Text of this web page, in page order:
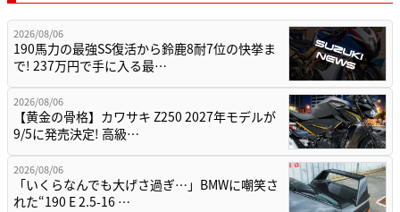
2026/08/06
190馬力の最強SS復活から鈴鹿8耐7位の快挙ま
で! 237万円で手に入る最…
2026/08/06
【黄金の骨格】カワサキ Z250 2027年モデルが
9/5に発売決定! 高級…
2026/08/06
「いくらなんでも大げさ過ぎ…」BMWに嘲笑さ
れた“190 E 2.5-16 …